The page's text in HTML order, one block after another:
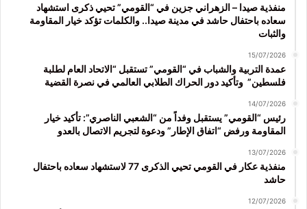
منفذية صيدا – الزهراني جزين في “القومي” تحيي ذكرى استشهاد
سعاده باحتفال حاشد في مدينة صيدا.. والكلمات تؤكد خيار المقاومة
والثبات
15/07/2026
عمدة التربية والشباب في “القومي” تستقبل “الاتحاد العام لطلبة
فلسطين” وتأكيد دور الحراك الطلابي العالمي في نصرة القضية
14/07/2026
رئيس “القومي” يستقبل وفداً من “الشعبي الناصري”: تأكيد خيار
المقاومة ورفض “اتفاق الإطار” ودعوة لتجريم الاتصال بالعدو
13/07/2026
منفذية عكار في القومي تحيي الذكرى 77 لاستشهاد سعاده باحتفال
حاشد
12/07/2026